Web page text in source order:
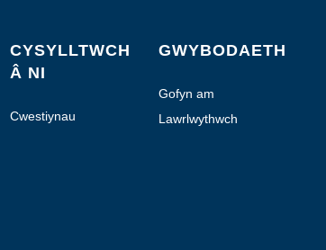
CYSYLLTWCH
Â NI
Cwestiynau
GWYBODAETH
Gofyn am
Ddyfynbris
Lawrlwythwch